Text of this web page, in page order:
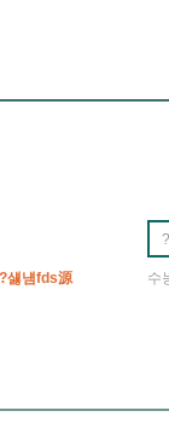
섏냼fds源
수